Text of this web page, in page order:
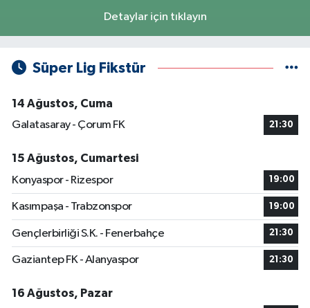
Detaylar için tıklayın
Süper Lig Fikstür
14 Ağustos, Cuma
Galatasaray - Çorum FK
21:30
15 Ağustos, Cumartesi
Konyaspor - Rizespor
19:00
Kasımpaşa - Trabzonspor 19:00
Gençlerbirliği S.K. - Fenerbahçe 21:30
Gaziantep FK - Alanyaspor 21:30
16 Ağustos, Pazar